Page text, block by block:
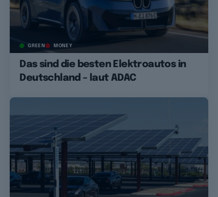
GREEN MONEY
Das sind die besten Elektroautos in
Deutschland – laut ADAC